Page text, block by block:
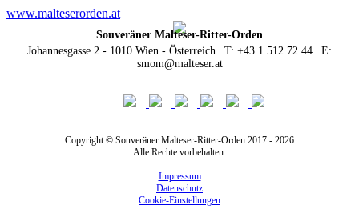
www.malteserorden.at
Souveräner Malteser-Ritter-Orden
Johannesgasse 2 - 1010 Wien - Österreich | T: +43 1 512 72 44 | E:
smom@malteser.at
Copyright © Souveräner Malteser-Ritter-Orden 2017 - 2026
Alle Rechte vorbehalten.
Impressum
Datenschutz
Cookie-Einstellungen